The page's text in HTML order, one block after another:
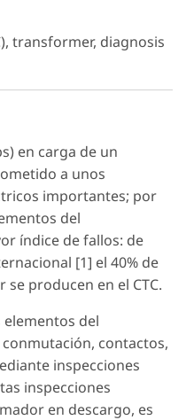
transformer, diagnosis
en carga de un
a unos
importantes; por
del
índice de fallos: de
[1] el 40% de
producen en el CTC.
elementos del
contactos,
inspecciones
inspecciones
en descargo, es